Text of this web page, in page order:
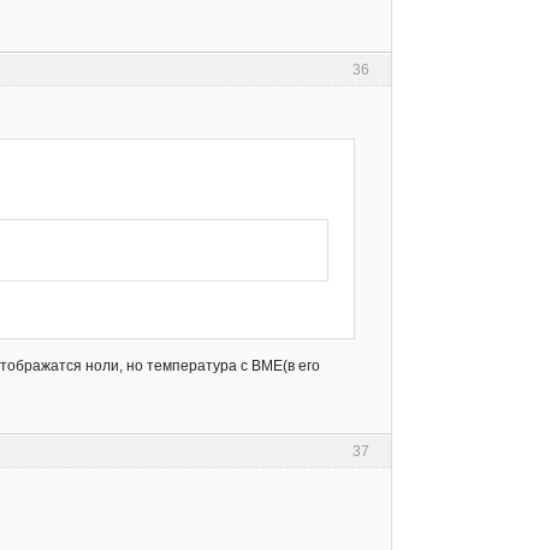
36
ноли, но температура с BME(в его
37